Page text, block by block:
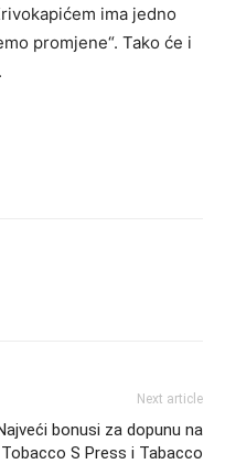
ima jedno
promjene“. Tako će i
Next article
bonusi za dopunu na
Tobacco S Press i Tabacco